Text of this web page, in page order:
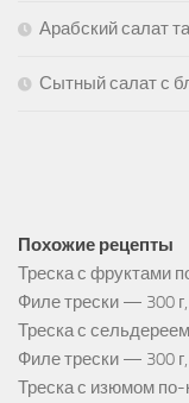
Арабский салат
Сытный салат с
Похожие рецепты
Треска с фруктами
Филе трески — 300
Треска с
Филе трески — 300
Треска с изюмом по-